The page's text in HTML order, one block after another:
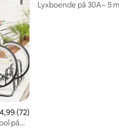
av 5 i genomsnittligt betyg, 72
4,99 (72)
på
Lyxboende på 30A~ 5